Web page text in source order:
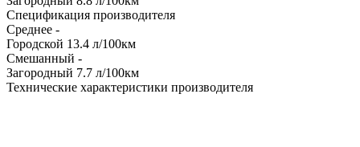
Спецификация производителя
Среднее -
Городской 13.4 л/100км
Смешанный -
Загородный 7.7 л/100км
Технические характеристики производителя